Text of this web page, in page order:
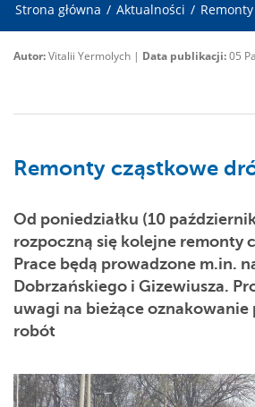
Strona główna / Aktualności /
Autor:Vitalii Yermolych | Data publikacji:05
Remonty cząstkowe
Od poniedziałku (10
rozpoczną się kolejne remonty
Prace będą prowadzone m.in.
Dobrzańskiego i Gizewiusza.
uwagi na bieżące oznakowanie
robót